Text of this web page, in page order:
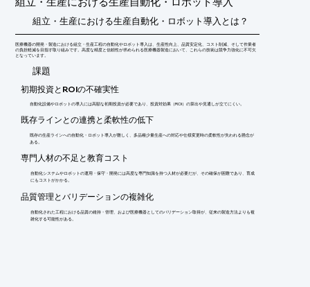
組立・生産における生産自動化・ロボット導入とは？
医療機器の開発・製造における組立・生産工程の自動化やロボット導入は、生産性向上、品質安定化、コスト削減、そして作業者
の負担軽減を目指す取り組みです。高度な精度と信頼性が求められる医療機器製造において、これらの技術は競争力強化に不可欠
となっています。
​課題
初期投資とROIの不確実性
自動化設備やロボットの導入には高額な初期投資が必要であり、投資対効果（ROI）の算出や見通しが立てにくい。
既存ラインとの連携と柔軟性の低下
既存の生産ラインへの自動化・ロボット導入が難しく、多品種少量生産への対応や仕様変更時の柔軟性が失われる懸念が
ある。
専門人材の不足と教育コスト
自動化システムやロボットの運用・保守・開発には高度な専門知識を持つ人材が必要だが、その確保が困難であり、育成
にもコストがかかる。
品質管理とバリデーションの複雑化
自動化された工程における品質の維持・管理、および医療機器としてのバリデーション取得が、従来の製造方法よりも複
雑化する可能性がある。